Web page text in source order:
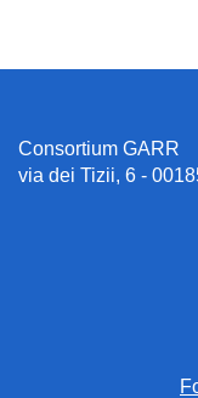
Consortium GARR
via dei Tizii, 6 -